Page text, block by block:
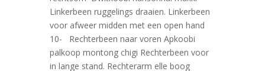
Linkerbeen ruggelings draaien. Linkerbeen
voor afweer midden met een open hand
10- Rechterbeen naar voren Apkoobi
palkoop montong chigi Rechterbeen voor
in lange stand. Rechterarm elle boog